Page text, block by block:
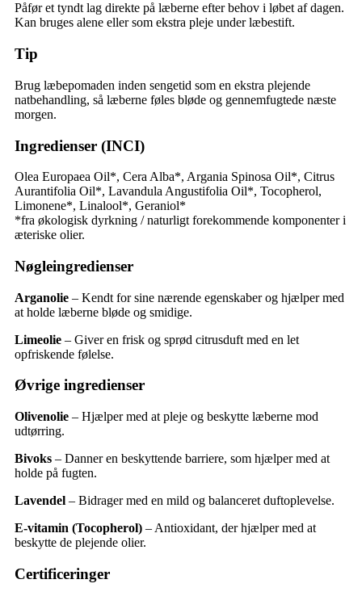
Påfør et tyndt lag direkte på læberne efter behov i løbet af dagen.
Kan bruges alene eller som ekstra pleje under læbestift.
Tip
Brug læbepomaden inden sengetid som en ekstra plejende
natbehandling, så læberne føles bløde og gennemfugtede næste
morgen.
Ingredienser (INCI)
Olea Europaea Oil*, Cera Alba*, Argania Spinosa Oil*, Citrus
Aurantifolia Oil*, Lavandula Angustifolia Oil*, Tocopherol,
Limonene*, Linalool*, Geraniol*
*fra økologisk dyrkning / naturligt forekommende komponenter i
æteriske olier.
Nøgleingredienser
Arganolie – Kendt for sine nærende egenskaber og hjælper med
at holde læberne bløde og smidige.
Limeolie – Giver en frisk og sprød citrusduft med en let
opfriskende følelse.
Øvrige ingredienser
Olivenolie – Hjælper med at pleje og beskytte læberne mod
udtørring.
Bivoks – Danner en beskyttende barriere, som hjælper med at
holde på fugten.
Lavendel – Bidrager med en mild og balanceret duftoplevelse.
E-vitamin (Tocopherol) – Antioxidant, der hjælper med at
beskytte de plejende olier.
Certificeringer